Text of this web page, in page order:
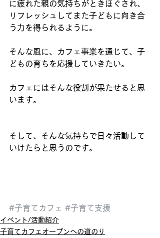
に疲れた親の気持ちがときほぐされ、
リフレッシュしてまた子どもに向き合
う力を得られるように。
そんな風に、カフェ事業を通じて、子
どもの育ちを応援していきたい。
カフェにはそんな役割が果たせると思
います。
そして、そんな気持ちで日々活動して
いけたらと思うのです。
#子育てカフェ #子育て支援
イベント/活動紹介
子育てカフェオープンへの道のり